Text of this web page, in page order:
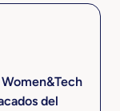
del